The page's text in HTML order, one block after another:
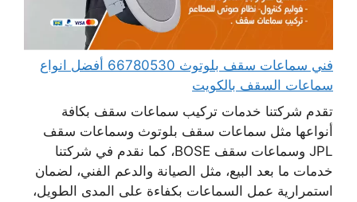
فني سماعات سقف بلوتوث 66780530 أفضل انواع
سماعات السقف بالكويت
تقدم شركتنا خدمات تركيب سماعات سقف بكافة
أنواعها مثل سماعات سقف بلوتوث وسماعات سقف
JPL وسماعات سقف BOSE، كما نقدم في شركتنا
خدمات ما بعد البيع، مثل الصيانة والدعم الفني، لضمان
استمرارية عمل السماعات بكفاءة على المدى الطويل،